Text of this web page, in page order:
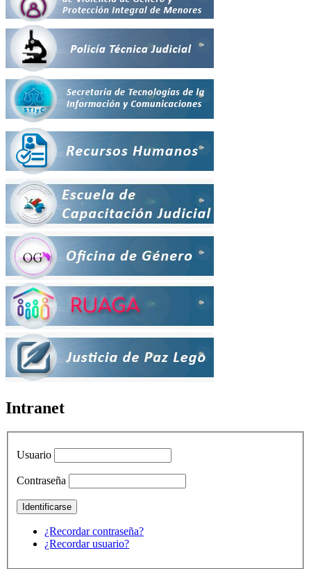
Intranet
Usuario
Contraseña
¿Recordar contraseña?
¿Recordar usuario?